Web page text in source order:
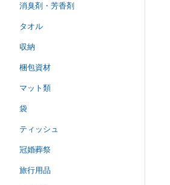
消臭剤・芳香剤
タオル
収納
梱包資材
マット類
袋
ティッシュ
冠婚葬祭
旅行用品